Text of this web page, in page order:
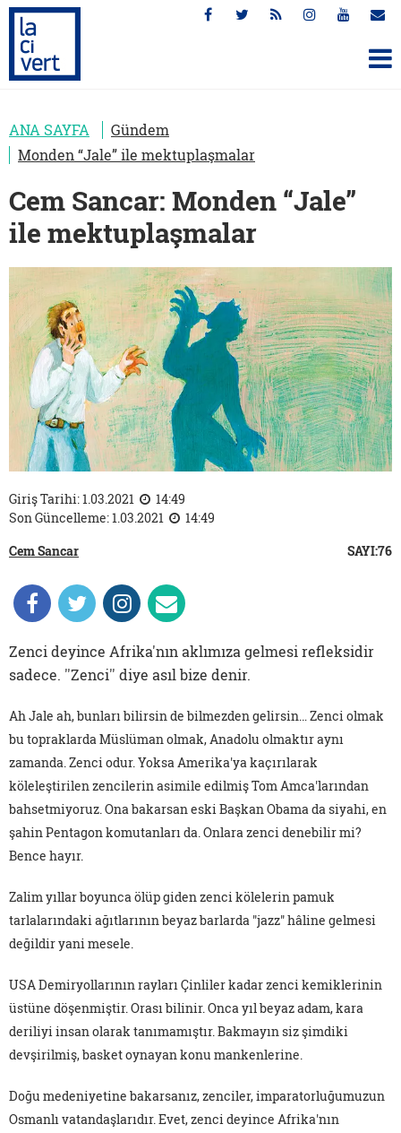
ANA SAYFA
Gündem
Monden “Jale” ile mektuplaşmalar
Cem Sancar: Monden “Jale”
ile mektuplaşmalar
Giriş Tarihi: 1.03.2021
14:49
Son Güncelleme: 1.03.2021
14:49
Cem Sancar
SAYI:76
Zenci deyince Afrika'nın aklımıza gelmesi refleksidir
sadece. ''Zenci'' diye asıl bize denir.
Ah Jale ah, bunları bilirsin de bilmezden gelirsin… Zenci olmak
bu topraklarda Müslüman olmak, Anadolu olmaktır aynı
zamanda. Zenci odur. Yoksa Amerika'ya kaçırılarak
köleleştirilen zencilerin asimile edilmiş Tom Amca'larından
bahsetmiyoruz. Ona bakarsan eski Başkan Obama da siyahi, en
şahin Pentagon komutanları da. Onlara zenci denebilir mi?
Bence hayır.
Zalim yıllar boyunca ölüp giden zenci kölelerin pamuk
tarlalarındaki ağıtlarının beyaz barlarda "jazz" hâline gelmesi
değildir yani mesele.
USA Demiryollarının rayları Çinliler kadar zenci kemiklerinin
üstüne döşenmiştir. Orası bilinir. Onca yıl beyaz adam, kara
deriliyi insan olarak tanımamıştır. Bakmayın siz şimdiki
devşirilmiş, basket oynayan konu mankenlerine.
Doğu medeniyetine bakarsanız, zenciler, imparatorluğumuzun
Osmanlı vatandaşlarıdır. Evet, zenci deyince Afrika'nın